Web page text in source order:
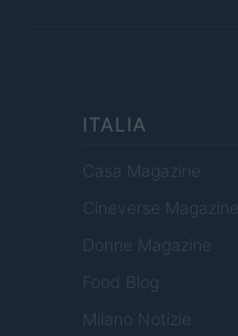
ITALIA
Casa Magazine
Cineverse Magazine
Donne Magazine
Food Blog
Milano Notizie